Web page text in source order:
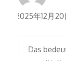
2025年12月
Das